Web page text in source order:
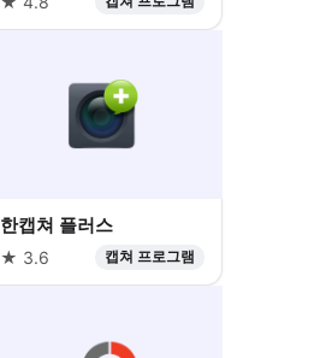
한캡쳐 플러스
★ 3.6 캡쳐 프로그램